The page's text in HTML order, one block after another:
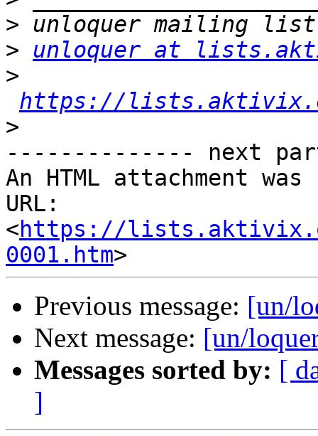
>
>
unloquer at
>
https://
>
-------------- next
An HTML attachment
URL:
<https://
0001.htm
Previous message: [un/
Next message: [un/
Messages sorted by: [
]